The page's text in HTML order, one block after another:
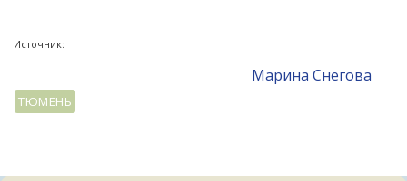
Источник:
Mарина Снегова
ТЮМЕНЬ